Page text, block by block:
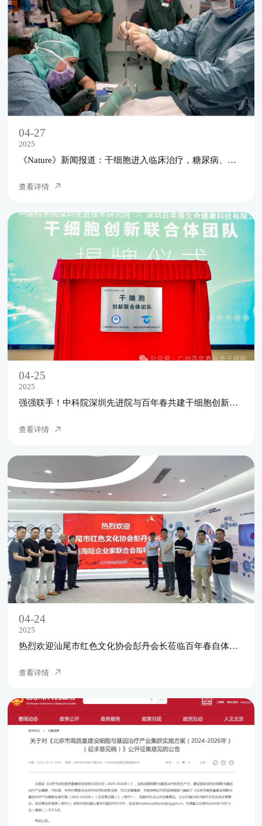
04-27
2025
《Nature》新闻报道：干细胞进入临床治疗，糖尿病、帕金森病和癌症可能很快就会实现！
查看详情
04-25
2025
强强联手！中科院深圳先进院与百年春共建干细胞创新联合体，开启自体干细胞治疗新纪元
查看详情
04-24
2025
热烈欢迎汕尾市红色文化协会彭丹会长莅临百年春自体干细胞科学馆指导工作
查看详情